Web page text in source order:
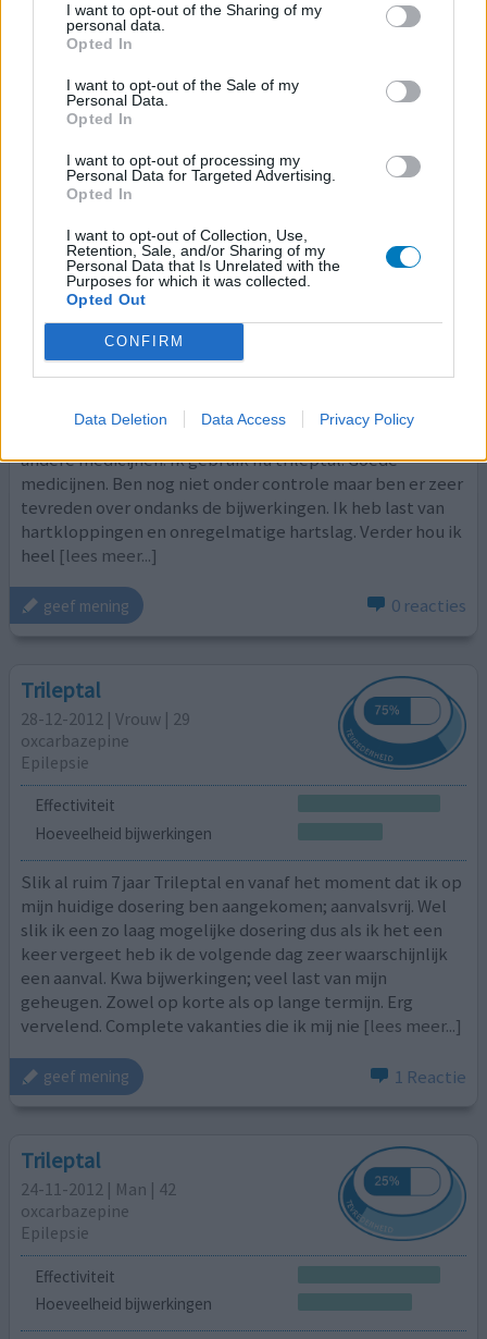
I want to opt-out of the Sharing of my
personal data.
Opted In
I want to opt-out of the Sale of my
Personal Data.
Opted In
I want to opt-out of processing my
Personal Data for Targeted Advertising.
Opted In
I want to opt-out of Collection, Use,
Retention, Sale, and/or Sharing of my
Personal Data that Is Unrelated with the
Purposes for which it was collected.
Opted Out
CONFIRM
Data Deletion Data Access Privacy Policy
eetlust waardoor hij wat zwaarder werd. Na 3 maanden
werd dit minder en verdween uiteindelijk. Hij
geef mening
Trileptal
oxcarbazepine
Epilepsie
Effectiviteit
Hoeveelheid bijwerkingen
keppra. Daar kreeg ik ernstige haaruitval van en op
aanraden van de dermatoloog toch over gegaan op
andere medicijnen. Ik gebruik nu trileptal. Goede
medicijnen. Ben nog niet onder controle maar ben er zeer
tevreden over ondanks de bijwerkingen. Ik heb last van
hartkloppingen en onregelmatige hartslag. Verder hou ik
heel [lees meer...]
geef mening 0 reacties
Trileptal
28-12-2012 | Vrouw | 29
oxcarbazepine
Epilepsie
Effectiviteit
Hoeveelheid bijwerkingen
Slik al ruim 7 jaar Trileptal en vanaf het moment dat ik op
mijn huidige dosering ben aangekomen; aanvalsvrij. Wel
slik ik een zo laag mogelijke dosering dus als ik het een
keer vergeet heb ik de volgende dag zeer waarschijnlijk
een aanval. Kwa bijwerkingen; veel last van mijn
geheugen. Zowel op korte als op lange termijn. Erg
vervelend. Complete vakanties die ik mij nie [lees meer...]
geef mening 1 Reactie
Trileptal
24-11-2012 | Man | 42
oxcarbazepine
Epilepsie
Effectiviteit
Hoeveelheid bijwerkingen